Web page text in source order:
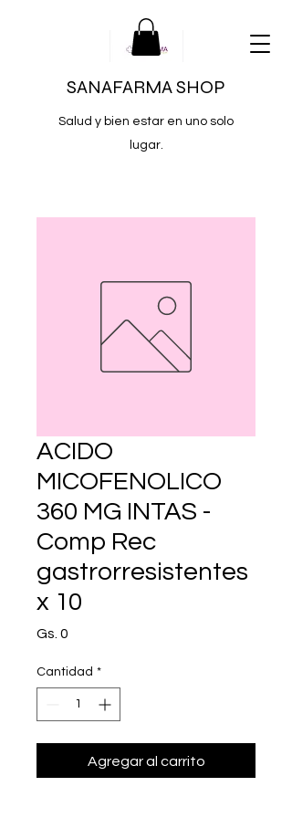
SANAFARMA SHOP
Salud y bien estar en uno solo
lugar.
ACIDO
MICOFENOLICO
360 MG INTAS -
Comp Rec
gastrorresistentes
x 10
Gs. 0
Cantidad *
Agregar al carrito